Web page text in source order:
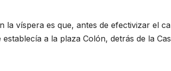
la víspera es que, antes de efectivizar el
a la plaza Colón, detrás de la